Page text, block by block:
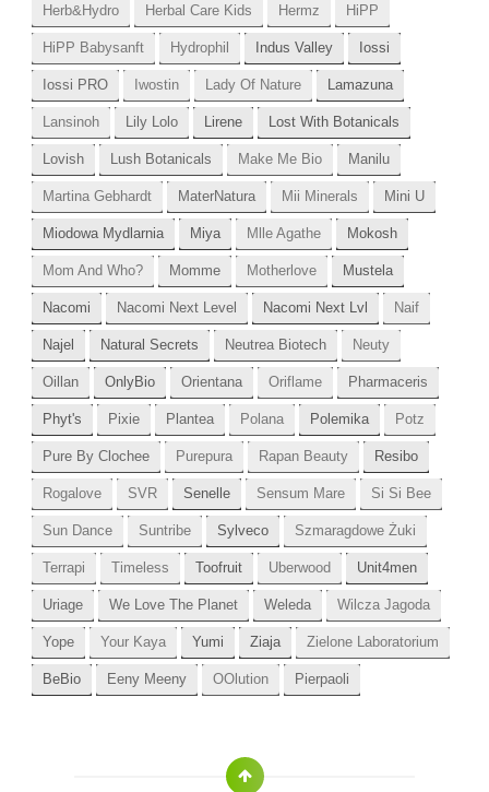
Herb&Hydro Herbal Care Kids Hermz HiPP
HiPP Babysanft Hydrophil Indus Valley Iossi
Iossi PRO Iwostin Lady Of Nature Lamazuna
Lansinoh Lily Lolo Lirene Lost With Botanicals
Lovish Lush Botanicals Make Me Bio Manilu
Martina Gebhardt MaterNatura Mii Minerals Mini U
Miodowa Mydlarnia Miya Mlle Agathe Mokosh
Mom And Who? Momme Motherlove Mustela
Nacomi Nacomi Next Level Nacomi Next Lvl Naif
Najel Natural Secrets Neutrea Biotech Neuty
Oillan OnlyBio Orientana Oriflame Pharmaceris
Phyt's Pixie Plantea Polana Polemika Potz
Pure By Clochee Purepura Rapan Beauty Resibo
Rogalove SVR Senelle Sensum Mare Si Si Bee
Sun Dance Suntribe Sylveco Szmaragdowe Żuki
Terrapi Timeless Toofruit Uberwood Unit4men
Uriage We Love The Planet Weleda Wilcza Jagoda
Yope Your Kaya Yumi Ziaja Zielone Laboratorium
BeBio Eeny Meeny OOlution Pierpaoli